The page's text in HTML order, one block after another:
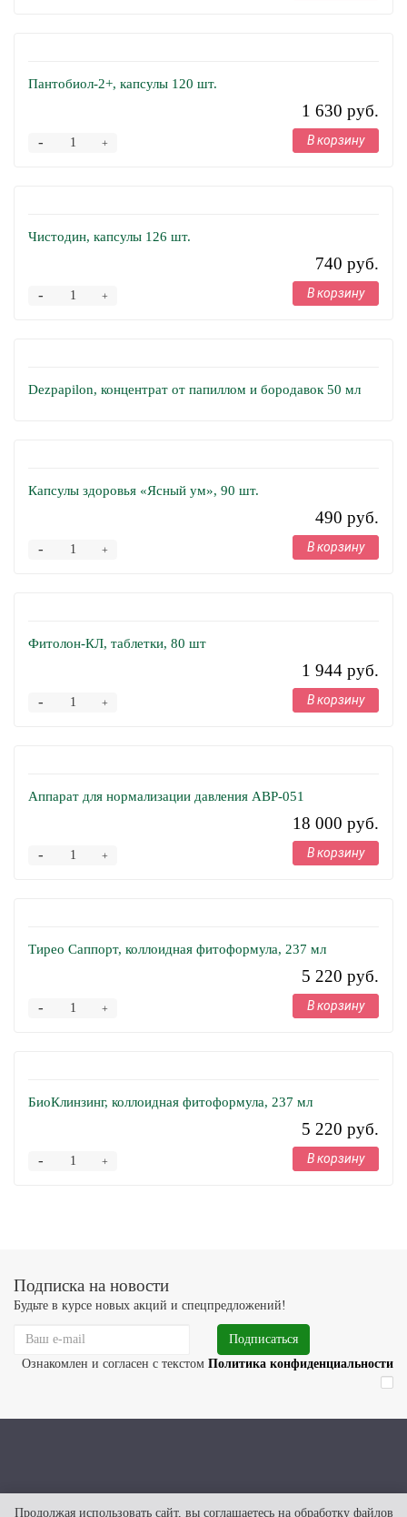
Пантобиол-2+, капсулы 120 шт.
1 630 руб.
+
- В корзину
Чистодин, капсулы 126 шт.
740 руб.
+
- В корзину
Dezpapilon, концентрат от папиллом и бородавок 50 мл
Капсулы здоровья «Ясный ум», 90 шт.
490 руб.
+
- В корзину
Фитолон-КЛ, таблетки, 80 шт
1 944 руб.
+
- В корзину
Аппарат для нормализации давления АВР-051
18 000 руб.
+
- В корзину
Тирео Саппорт, коллоидная фитоформула, 237 мл
5 220 руб.
+
- В корзину
БиоКлинзинг, коллоидная фитоформула, 237 мл
5 220 руб.
+
- В корзину
Подписка на новости
Будьте в курсе новых акций и спецпредложений!
Подписаться
Ознакомлен и согласен с текстом Политика конфиденциальности
Продолжая использовать сайт, вы соглашаетесь на обработку файлов